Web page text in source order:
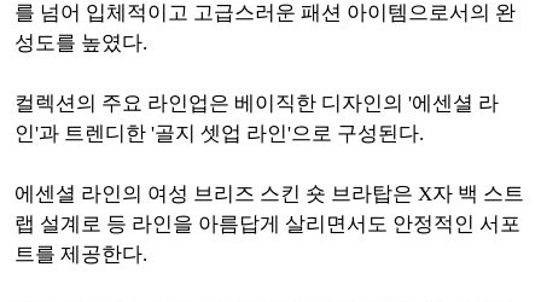
를 넘어 입체적이고 고급스러운 패션 아이템으로서의 완
성도를 높였다.
컬렉션의 주요 라인업은 베이직한 디자인의 '에센셜 라
인'과 트렌디한 '골지 셋업 라인'으로 구성된다.
에센셜 라인의 여성 브리즈 스킨 숏 브라탑은 X자 백 스트
랩 설계로 등 라인을 아름답게 살리면서도 안정적인 서포
트를 제공한다.